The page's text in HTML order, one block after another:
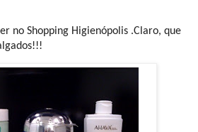
no Shopping Higienópolis .Claro, que